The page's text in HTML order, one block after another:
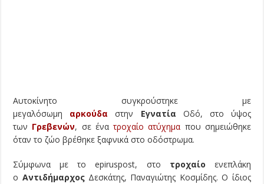
Αυτοκίνητο συγκρούστηκε με
μεγαλόσωμη αρκούδα στην Εγνατία Οδό, στο ύψος
των Γρεβενών, σε ένατροχαίο ατύχημα που σημειώθηκε
όταν το ζώο βρέθηκε ξαφνικά στο οδόστρωμα.
Σύμφωνα με το epiruspost, στο τροχαίο ενεπλάκη
ο ΑντιδήμαρχοςΔεσκάτης, Παναγιώτης Κοσμίδης. Ο ίδιος